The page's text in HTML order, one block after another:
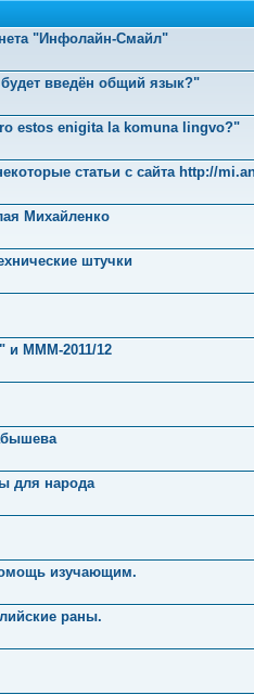
"Инфолайн-Смайл"
введён общий язык?"
estos enigita la komuna lingvo?"
статьи с сайта http://
Михайленко
штучки
MMM-2011/12
для народа
изучающим.
раны.